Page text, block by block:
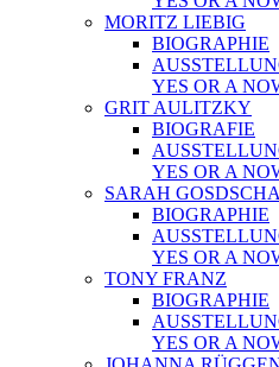
MORITZ LIEBIG
BIOGRAPHIE
YES OR A
GRIT AULITZKY
BIOGRAFIE
YES OR A
SARAH
BIOGRAPHIE
YES OR A
TONY FRANZ
BIOGRAPHIE
YES OR A